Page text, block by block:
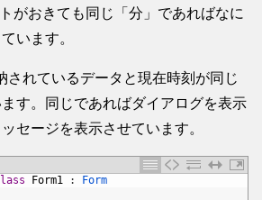
がおきても同じ「分」であればなに
います。
されているデータと現在時刻が同じ
す。同じであればダイアログを表示
セージを表示させています。
Form1 :
Form